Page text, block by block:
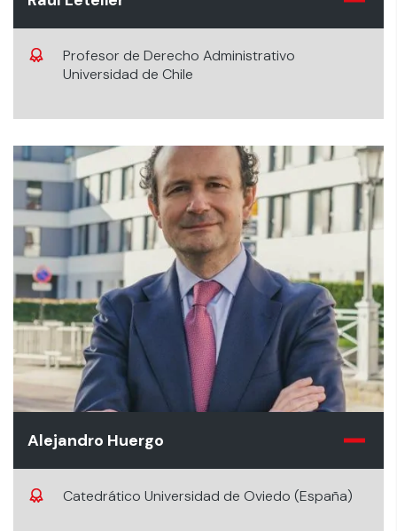
Profesor de Derecho Administrativo
Universidad de Chile
Alejandro Huergo
Catedrático Universidad de Oviedo (España)